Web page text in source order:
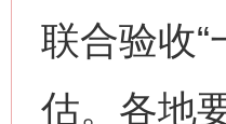
联合验收
估。各地